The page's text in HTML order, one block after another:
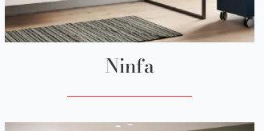
Ninfa